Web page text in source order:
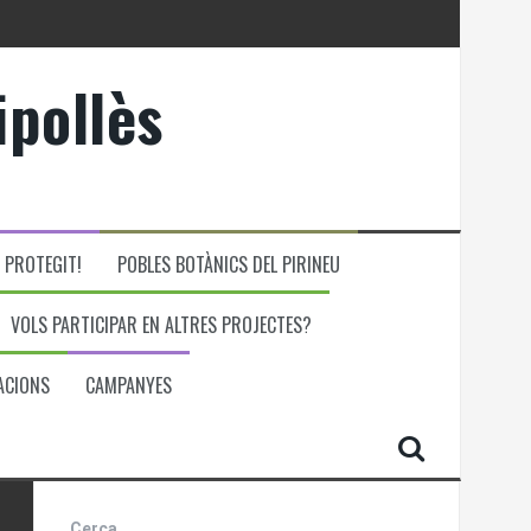
POBLES BOTÀNICS DEL PIRINEU
VOLS PARTICIPAR EN ALTRES PROJECTES?
CAMPANYES